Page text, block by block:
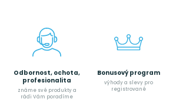
Odbornost, ochota,
profesionalita
známe své produkty a
rádi Vám poradíme
Bonusový program
výhody a slevy pro
registrované